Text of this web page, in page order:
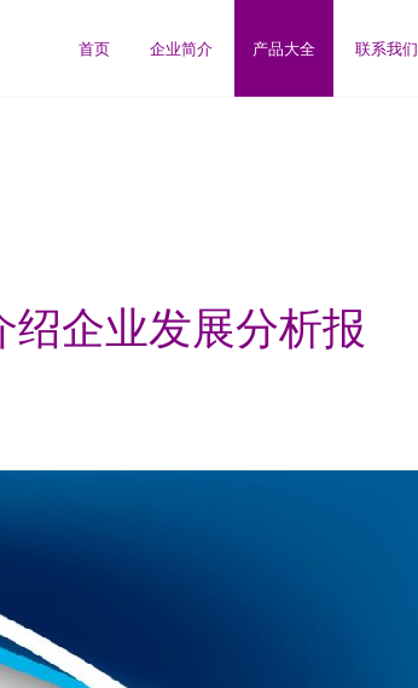
首页 企业简介 产品大全 联系我们
企业发展分析报